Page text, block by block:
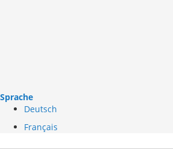
Sprache
Deutsch
Français